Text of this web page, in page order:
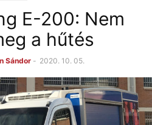
E-200: Nem
a hűtés
Sándor - 2020. 10. 05.